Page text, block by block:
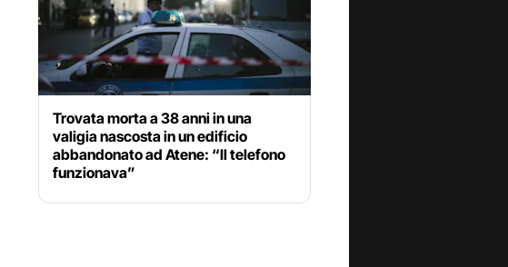
Trovata morta a 38 anni in una
valigia nascosta in un edificio
abbandonato ad Atene: “Il telefono
funzionava”